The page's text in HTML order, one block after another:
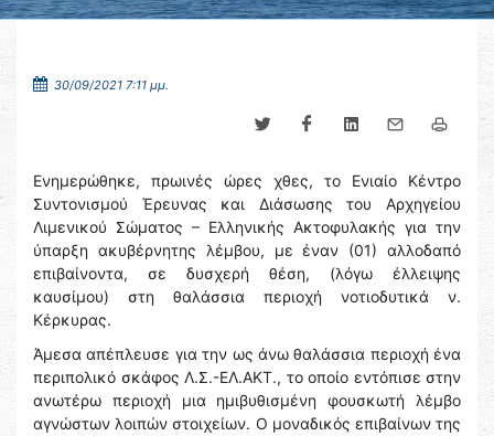
30/09/2021 7:11 μμ.
Ενημερώθηκε, πρωινές ώρες χθες, το Ενιαίο Κέντρο
Συντονισμού Έρευνας και Διάσωσης του Αρχηγείου
Λιμενικού Σώματος – Ελληνικής Ακτοφυλακής για την
ύπαρξη ακυβέρνητης λέμβου, με έναν (01) αλλοδαπό
επιβαίνοντα, σε δυσχερή θέση, (λόγω έλλειψης
καυσίμου) στη θαλάσσια περιοχή νοτιοδυτικά ν.
Κέρκυρας.
Άμεσα απέπλευσε για την ως άνω θαλάσσια περιοχή ένα
περιπολικό σκάφος Λ.Σ.-ΕΛ.ΑΚΤ., το οποίο εντόπισε στην
ανωτέρω περιοχή μια ημιβυθισμένη φουσκωτή λέμβο
αγνώστων λοιπών στοιχείων. Ο μοναδικός επιβαίνων της